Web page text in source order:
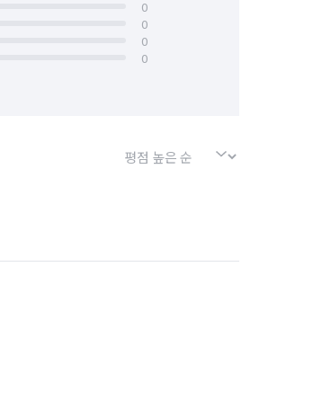
0
0
0
0